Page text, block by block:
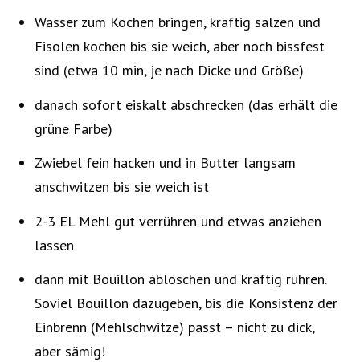
Wasser zum Kochen bringen, kräftig salzen und
Fisolen kochen bis sie weich, aber noch bissfest
sind (etwa 10 min, je nach Dicke und Größe)
danach sofort eiskalt abschrecken (das erhält die
grüne Farbe)
Zwiebel fein hacken und in Butter langsam
anschwitzen bis sie weich ist
2-3 EL Mehl gut verrühren und etwas anziehen
lassen
dann mit Bouillon ablöschen und kräftig rühren.
Soviel Bouillon dazugeben, bis die Konsistenz der
Einbrenn (Mehlschwitze) passt – nicht zu dick,
aber sämig!